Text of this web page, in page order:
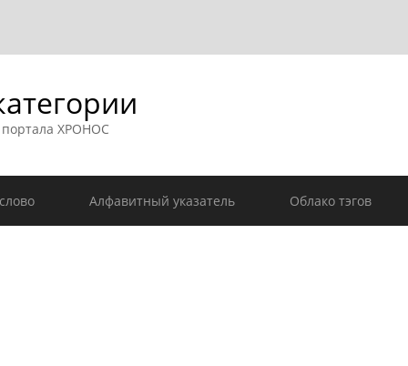
портала ХРОНОС
Алфавитный указатель Облако тэгов